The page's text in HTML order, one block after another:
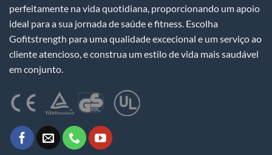
perfeitamente na vida quotidiana, proporcionando um apoio
ideal para a sua jornada de saúde e fitness. Escolha
Gofitstrength para uma qualidade excecional e um serviço ao
cliente atencioso, e construa um estilo de vida mais saudável
em conjunto.